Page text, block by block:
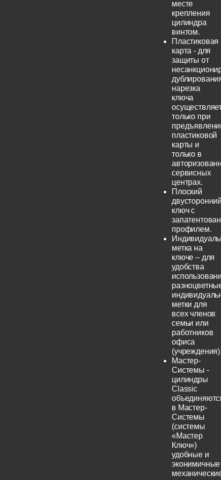
месте
крепления
цилиндра
винтом.
Пластиковая
карта - для
защиты от
нарезка
ключа
только при
пластиковой
карты и
только в
сервисных
центрах.
Плоский
ключ с
профилем.
метка на
ключе – для
удобства
метки для
всех членов
семьи или
работников
офиса
Мастер-
Системы -
цилиндры
Classic
в Мастер-
Системы
(системы
«Мастер
Ключ»)
удобные и
эконимичные